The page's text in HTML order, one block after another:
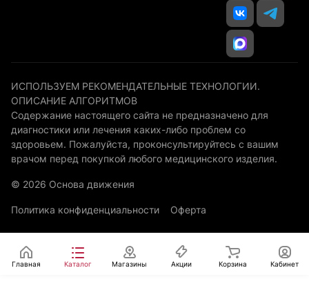
ИСПОЛЬЗУЕМ РЕКОМЕНДАТЕЛЬНЫЕ ТЕХНОЛОГИИ.
ОПИСАНИЕ АЛГОРИТМОВ
Содержание настоящего сайта не предназначено для
диагностики или лечения каких-либо проблем со
здоровьем. Пожалуйста, проконсультируйтесь с вашим
врачом перед покупкой любого медицинского изделия.
© 2026 Основа движения
Политика конфиденциальности Оферта
Главная Каталог Магазины Акции Корзина Кабинет